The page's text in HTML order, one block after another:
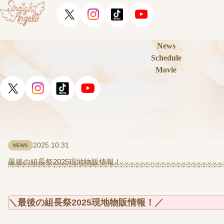
News
Schedule
Movie
2025.10.31
NEWS
最後の組長祭2025現地物販情報！
＼最後の組長祭2025現地物販情報！／